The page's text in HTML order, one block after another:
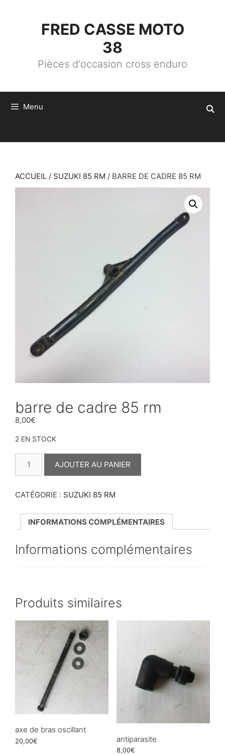
FRED CASSE MOTO
38
Pièces d'occasion cross enduro
Menu
ACCUEIL / SUZUKI 85 RM / BARRE DE CADRE 85 RM
barre de cadre 85 rm
8,00€
2 EN STOCK
QUANTITÉ
85
AJOUTER AU PANIER
CATÉGORIE : SUZUKI 85 RM
INFORMATIONS COMPLÉMENTAIRES
Informations complémentaires
Produits similaires
axe de bras oscillant
20,00€ antiparasite
8,00€